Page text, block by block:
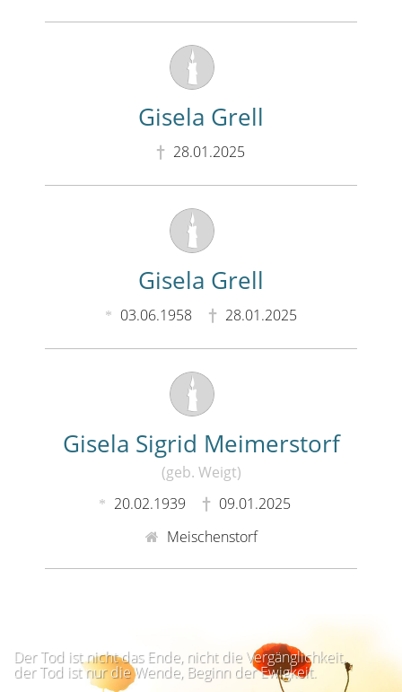
Gisela Grell
28.01.2025
Gisela Grell
03.06.1958 28.01.2025
Gisela Sigrid Meimerstorf
(geb. Weigt)
20.02.1939
09.01.2025
Meischenstorf
Der Tod ist nicht das Ende, nicht die Vergänglichkeit,
der Tod ist nur die Wende, Beginn der Ewigkeit.